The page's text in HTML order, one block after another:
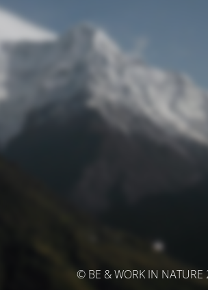
© BE & WORK IN NATURE